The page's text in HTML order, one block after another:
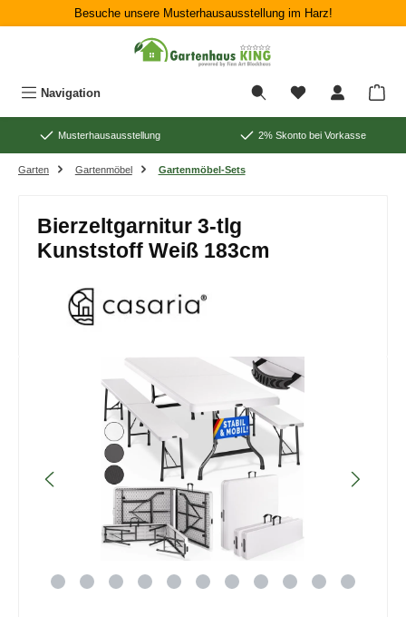
Zum Hauptinhalt springenBesuche unsere Musterhausausstellung im Harz!
Navigation
Musterhausausstellung 2% Skonto bei Vorkasse
Garten Gartenmöbel Gartenmöbel-Sets
Bierzeltgarnitur 3-tlg
Kunststoff Weiß 183cm
Bildergalerie überspringen